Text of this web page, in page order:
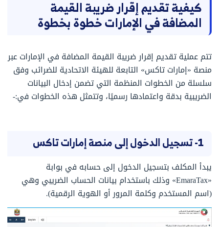
كيفية تقديم إقرار ضريبة القيمة
المضافة في الإمارات خطوة بخطوة
تتم عملية تقديم إقرار ضريبة القيمة المضافة في الإمارات عبر
منصة «إمارات تاكس» التابعة للهيئة الاتحادية للضرائب وفق
سلسلة من الخطوات المنظمة التي تضمن إدخال البيانات
الضريبية بدقة واعتمادها رسميًا، وتتمثل هذه الخطوات في:-
1- تسجيل الدخول إلى منصة إمارات تاكس
يبدأ المكلف بتسجيل الدخول إلى حسابه في بوابة
«EmaraTax» وذلك باستخدام بيانات الحساب الضريبي وهي
(اسم المستخدم وكلمة المرور أو الهوية الرقمية).